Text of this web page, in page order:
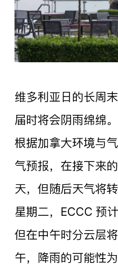
维多利亚日的长周
届时将会阴雨绵绵。
根据加拿大环境与
气预报，在接下来
天，但随后天气将转
星期二，ECCC 预
但在中午时分云层
午，降雨的可能性